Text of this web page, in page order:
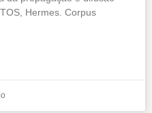
Hermes. Corpus